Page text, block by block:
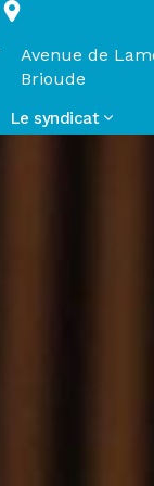
Avenue de
Brioude
Le syndicat
Le syndicat